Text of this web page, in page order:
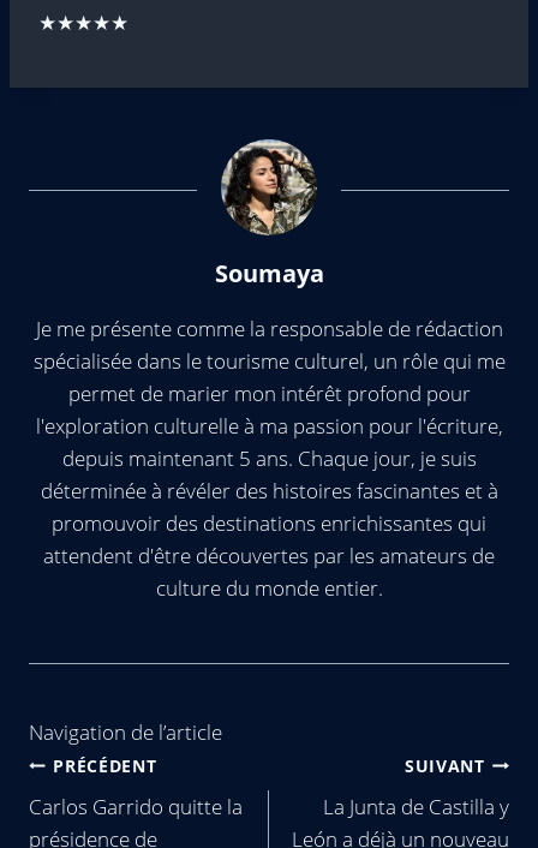
★★★★★
Soumaya
Je me présente comme la responsable de rédaction
spécialisée dans le tourisme culturel, un rôle qui me
permet de marier mon intérêt profond pour
l'exploration culturelle à ma passion pour l'écriture,
depuis maintenant 5 ans. Chaque jour, je suis
déterminée à révéler des histoires fascinantes et à
promouvoir des destinations enrichissantes qui
attendent d'être découvertes par les amateurs de
culture du monde entier.
Navigation de l’article
PRÉCÉDENT
Carlos Garrido quitte la
présidence de
SUIVANT
La Junta de Castilla y
León a déjà un nouveau